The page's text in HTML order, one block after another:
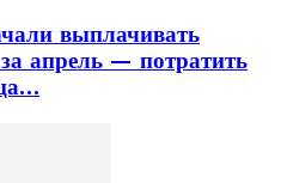
выплачивать
апрель — потратить